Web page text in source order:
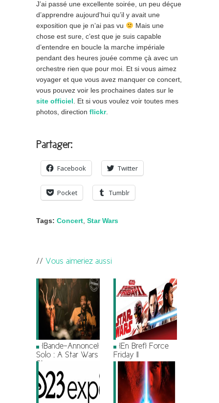
J’ai passé une excellente soirée, un peu déçue
d’apprendre aujourd’hui qu’il y avait une
exposition que je n’ai pas vu
Mais une
chose est sure, c’est que je suis capable
d’entendre en boucle la marche impériale
pendant des heures jouée comme çà avec un
orchestre rien que pour moi. Et si vous aimez
voyager et que vous avez manquer ce concert,
vous pouvez voir les prochaines dates sur le
site officiel . Et si vous voulez voir toutes mes
photos, direction flickr.
Partager:
Facebook Twitter
Pocket Tumblr
Tags: Concert, Star Wars
Vous aimeriez aussi
[Bande-Annonce]
Solo : A Star Wars
Story
[En Bref] Force
Friday II